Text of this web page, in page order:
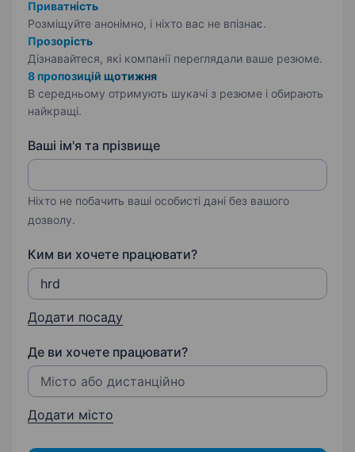
Приватність
Розміщуйте анонімно, і ніхто вас не впізнає.
Прозорість
Дізнавайтеся, які компанії переглядали ваше резюме.
8 пропозицій щотижня
В середньому отримують шукачі з резюме і обирають
найкращі.
Ваші ім'я та прізвище
Ніхто не побачить ваші особисті дані без вашого
дозволу.
Ким ви хочете працювати?
Додати посаду
Де ви хочете працювати?
Додати місто